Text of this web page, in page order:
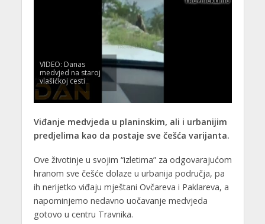
VIDEO: Danas
medvjed na staroj
vlašićkoj cesti
Viđanje medvjeda u planinskim, ali i urbanijim
predjelima kao da postaje sve češća varijanta.
Ove životinje u svojim “izletima” za odgovarajućom
hranom sve češće dolaze u urbanija područja, pa
ih nerijetko viđaju mještani Ovčareva i Paklareva, a
napominjemo nedavno uočavanje medvjeda
gotovo u centru Travnika.